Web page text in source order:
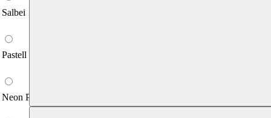
Salbei
Pastell Blau
Neon Pink